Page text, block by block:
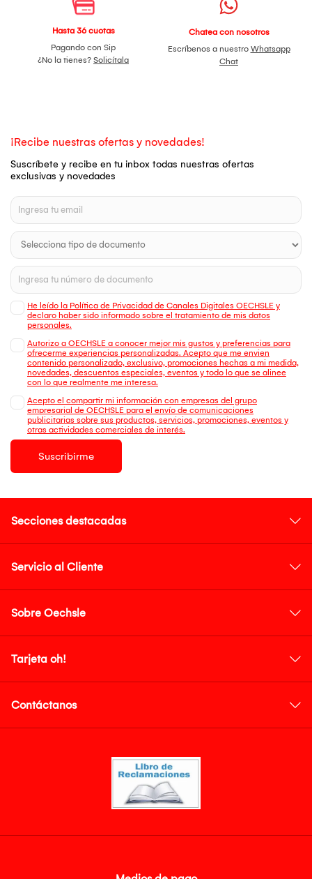
Hasta 36 cuotas
Pagando con Sip
¿No la tienes? Solicítala
Chatea con nosotros
Escríbenos a nuestro Whatsapp
Chat
¡Recibe nuestras ofertas y novedades!
Suscríbete y recibe en tu inbox todas nuestras ofertas
exclusivas y novedades
He leído la Política de Privacidad de Canales Digitales OECHSLE y
declaro haber sido informado sobre el tratamiento de mis datos
personales.
Autorizo a OECHSLE a conocer mejor mis gustos y preferencias para
ofrecerme experiencias personalizadas. Acepto que me envien
contenido personalizado, exclusivo, promociones hechas a mi medida,
novedades, descuentos especiales, eventos y todo lo que se alinee
con lo que realmente me interesa.
Acepto el compartir mi información con empresas del grupo
empresarial de OECHSLE para el envío de comunicaciones
publicitarias sobre sus productos, servicios, promociones, eventos y
otras actividades comerciales de interés.
Suscribirme
Secciones destacadas
Servicio al Cliente
Sobre Oechsle
Tarjeta oh!
Contáctanos